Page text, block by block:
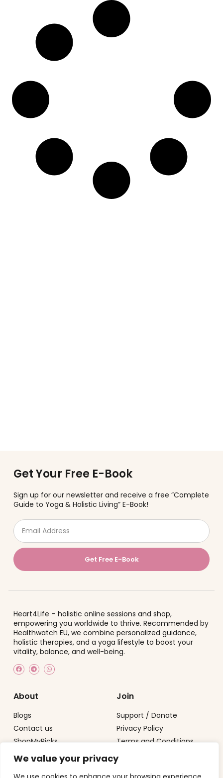
We value your privacy
Get Your Free E-Book
Sign up for our newsletter and receive a free ”Complete
Guide to Yoga & Holistic Living” E-Book!
Get Free E-Book
Heart4Life – holistic online sessions and shop,
empowering you worldwide to thrive. Recommended by
Healthwatch EU, we combine personalized guidance,
holistic therapies, and a yoga lifestyle to boost your
vitality, balance, and well-being.
About
Blogs
Contact us
ShopMyPicks
Join
Support / Donate
Privacy Policy
Terms and Conditions